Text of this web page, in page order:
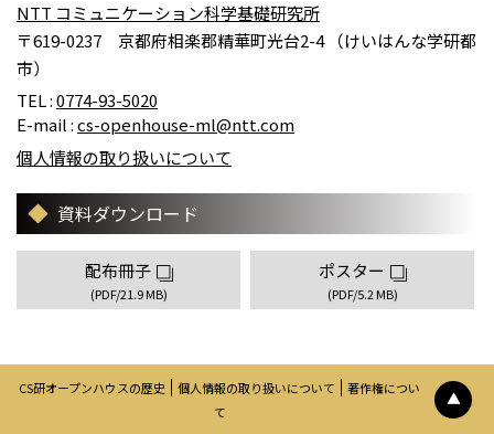
NTT コミュニケーション科学基礎研究所
〒619-0237 京都府相楽郡精華町光台2-4 （けいはんな学研都
市）
TEL :0774-93-5020
E-mail :cs-openhouse-ml@ntt.com
個人情報の取り扱いについて
資料ダウンロード
配布冊子
(PDF/21.9 MB)
ポスター
(PDF/5.2 MB)
▲
CS研オープンハウスの歴史 個人情報の取り扱いについて
著作権につい
て